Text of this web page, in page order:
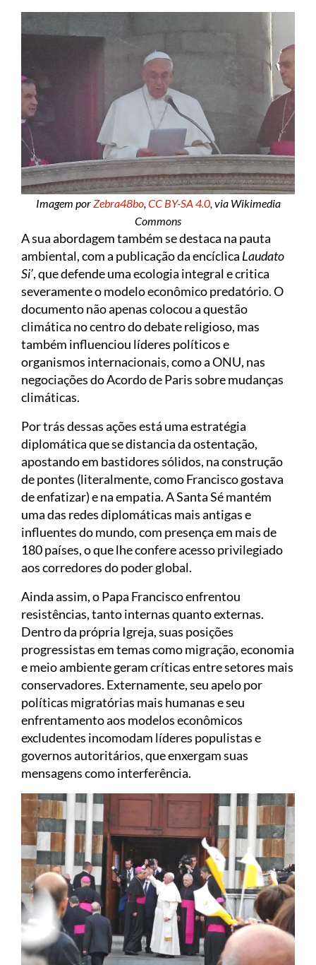
Imagem porZebra48bo,CC BY-SA 4.0, via Wikimedia
Commons
A sua abordagem também se destaca na pauta
ambiental, com a publicação da encíclica Laudato
Si’, que defende uma ecologia integral e critica
severamente o modelo econômico predatório. O
documento não apenas colocou a questão
climática no centro do debate religioso, mas
também influenciou líderes políticos e
organismos internacionais, como a ONU, nas
negociações do Acordo de Paris sobre mudanças
climáticas.
Por trás dessas ações está uma estratégia
diplomática que se distancia da ostentação,
apostando em bastidores sólidos, na construção
de pontes (literalmente, como Francisco gostava
de enfatizar) e na empatia. A Santa Sé mantém
uma das redes diplomáticas mais antigas e
influentes do mundo, com presença em mais de
180 países, o que lhe confere acesso privilegiado
aos corredores do poder global.
Ainda assim, o Papa Francisco enfrentou
resistências, tanto internas quanto externas.
Dentro da própria Igreja, suas posições
progressistas em temas como migração, economia
e meio ambiente geram críticas entre setores mais
conservadores. Externamente, seu apelo por
políticas migratórias mais humanas e seu
enfrentamento aos modelos econômicos
excludentes incomodam líderes populistas e
governos autoritários, que enxergam suas
mensagens como interferência.